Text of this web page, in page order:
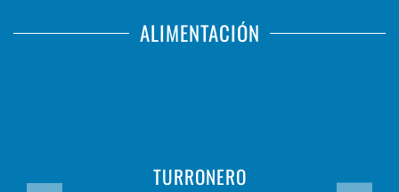
ALIMENTACIÓN
TURRONERO